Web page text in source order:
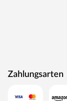
Zahlungsarten